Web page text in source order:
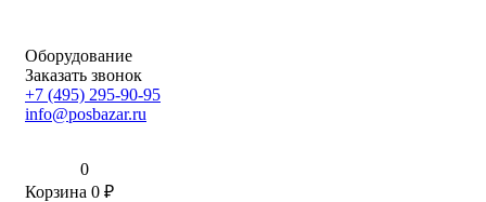
Оборудование
Заказать звонок
+7 (495) 295-90-95
info@posbazar.ru
0
Корзина 0 ₽